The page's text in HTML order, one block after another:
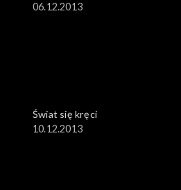
06.12.2013
Świat się kręci
10.12.2013